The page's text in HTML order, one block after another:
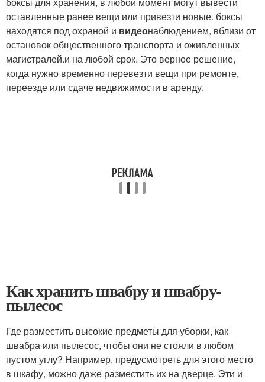
оставленные ранее вещи или привезти новые. боксы
находятся под охраной и видеонаблюдением, вблизи от
остановок общественного транспорта и оживленных
магистралей.и на любой срок. Это верное решение,
когда нужно временно перевезти вещи при ремонте,
переезде или сдаче недвижимости в аренду.
Как хранить швабру и швабру-
пылесос
Где разместить высокие предметы для уборки, как
швабра или пылесос, чтобы они не стояли в любом
пустом углу? Например, предусмотреть для этого место
в шкафу, можно даже разместить их на дверце. Эти и